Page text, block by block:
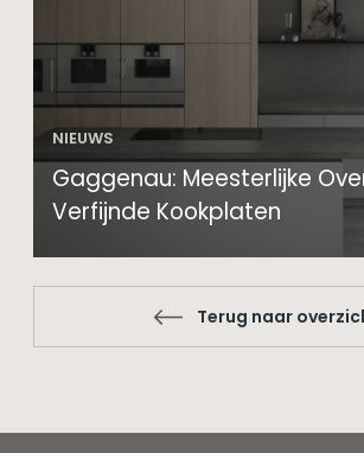
NIEUWS
Gaggenau: Meesterlijke
Verfijnde Kookplaten
Terug naar